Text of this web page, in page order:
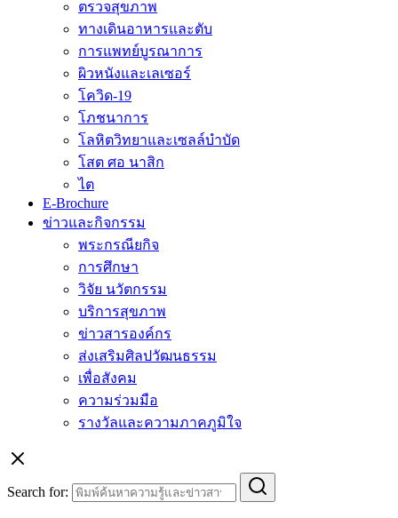
ตรวจสุขภาพ
ทางเดินอาหารและตับ
การแพทย์บูรณาการ
ผิวหนังและเลเซอร์
โควิด-19
โภชนาการ
โลหิตวิทยาและเซลล์บำบัด
โสต ศอ นาสิก
ไต
E-Brochure
ข่าวและกิจกรรม
พระกรณียกิจ
การศึกษา
วิจัย นวัตกรรม
บริการสุขภาพ
ข่าวสารองค์กร
ส่งเสริมศิลปวัฒนธรรม
เพื่อสังคม
ความร่วมมือ
รางวัลและความภาคภูมิใจ
Search for: